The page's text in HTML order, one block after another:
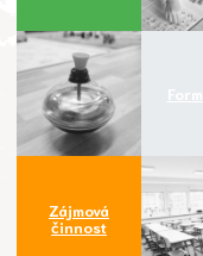
Zájmová
činnost